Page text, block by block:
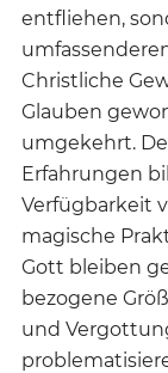
entfliehen,
Christliche
Glauben
umgekehrt.
Erfahrungen
Verfügbarkeit
magische
Gott bleiben
bezogene
und